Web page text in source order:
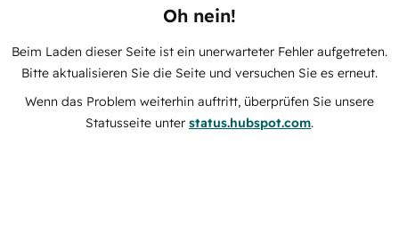
Oh nein!
Beim Laden dieser Seite ist ein unerwarteter Fehler aufgetreten.
Bitte aktualisieren Sie die Seite und versuchen Sie es erneut.
Wenn das Problem weiterhin auftritt, überprüfen Sie unsere
Statusseite unter status.hubspot.com.